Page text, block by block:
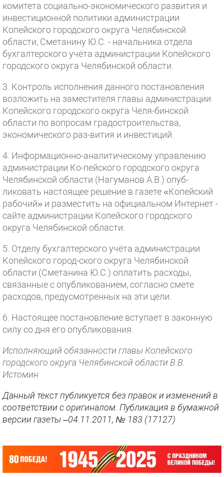
комитета социально-экономического развития и
инвестиционной политики администрации
Копейского городского округа Челябинской
области, Сметанину Ю.С. - начальника отдела
бухгалтерского учёта администрации Копейского
городского округа Челябинской области.
3. Контроль исполнения данного постановления
возложить на заместителя главы администрации
Копейского городского округа Челя-бинской
области по вопросам градостроительства,
экономического раз-вития и инвестиций.
4. Информационно-аналитическому управлению
администрации Ко-пейского городского округа
Челябинской области (Нагуманов А.В.) опуб-
ликовать настоящее решение в газете «Копейский
рабочий» и разместить на официальном Интернет -
сайте администрации Копейского городского
округа Челябинской области.
5. Отделу бухгалтерского учёта администрации
Копейского город-ского округа Челябинской
области (Сметанина Ю.С.) оплатить расходы,
связанные с опубликованием, согласно смете
расходов, предусмотренных на эти цели.
6. Настоящее постановление вступает в законную
силу со дня его опубликования.
Исполняющий обязанности главы Копейского
городского округа Челябинской области В.В.
Истомин
Данный текст публикуется без правок и изменений в
соответствии с оригиналом. Публикация в бумажной
версии газеты –04.11.2011, № 183 (17127)